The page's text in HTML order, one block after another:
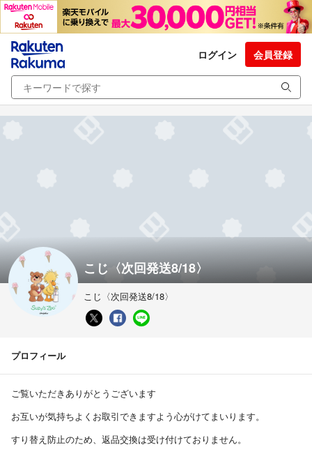
ログイン 会員登録
こじ〈次回発送8/18〉
こじ〈次回発送8/18〉
プロフィール
ご覧いただきありがとうございます
お互いが気持ちよくお取引できますよう心がけてまいります。
すり替え防止のため、返品交換は受け付けておりません。